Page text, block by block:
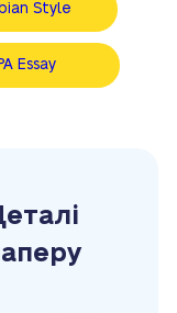
Style
Essay